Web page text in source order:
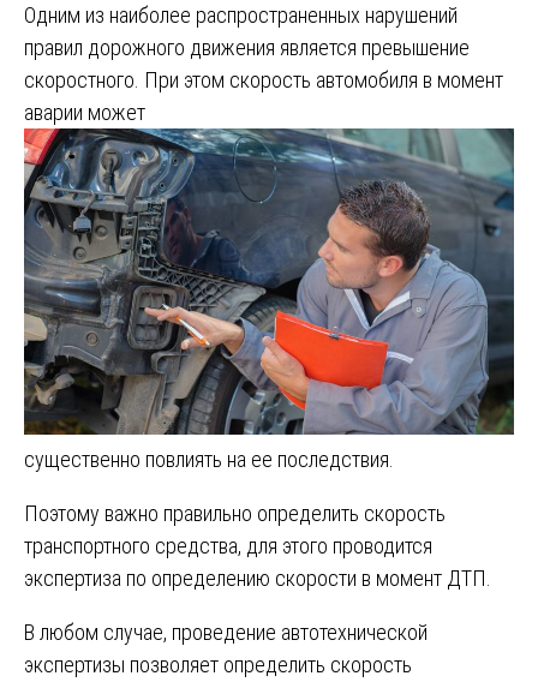
Одним из наиболее распространенных нарушений
правил дорожного движения является превышение
скоростного. При этом скорость автомобиля в момент
аварии может
существенно повлиять на ее последствия.
Поэтому важно правильно определить скорость
транспортного средства, для этого проводится
экспертиза по определению скорости в момент ДТП.
В любом случае, проведение автотехнической
экспертизы позволяет определить скорость